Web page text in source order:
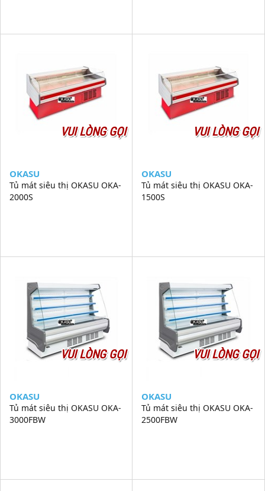
VUI LÒNG GỌI
OKASU
Tủ mát siêu thị OKASU OKA-
2000S
VUI LÒNG GỌI
OKASU
Tủ mát siêu thị OKASU OKA-
1500S
VUI LÒNG GỌI
OKASU
Tủ mát siêu thị OKASU OKA-
3000FBW
VUI LÒNG GỌI
OKASU
Tủ mát siêu thị OKASU OKA-
2500FBW